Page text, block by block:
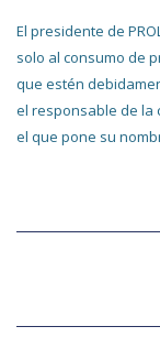
El presidente de
solo al consumo de
que estén
el responsable de la
el que pone su